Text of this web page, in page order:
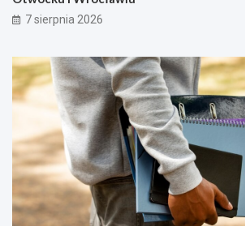
7 sierpnia 2026